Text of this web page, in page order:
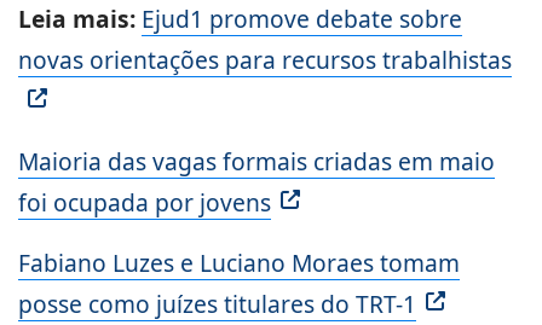
Leia mais: Ejud1 promove debate sobre
novas orientações para recursos trabalhistas
Maioria das vagas formais criadas em maio
foi ocupada por jovens
Fabiano Luzes e Luciano Moraes tomam
posse como juízes titulares do TRT-1